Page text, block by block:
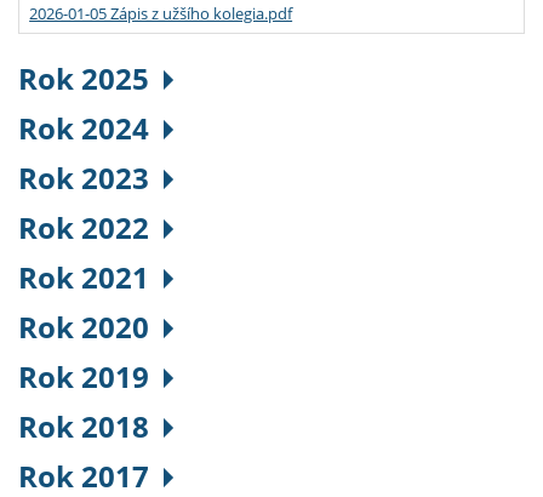
2026-01-05 Zápis z užšího kolegia.pdf
Rok 2025
Rok 2024
Rok 2023
Rok 2022
Rok 2021
Rok 2020
Rok 2019
Rok 2018
Rok 2017